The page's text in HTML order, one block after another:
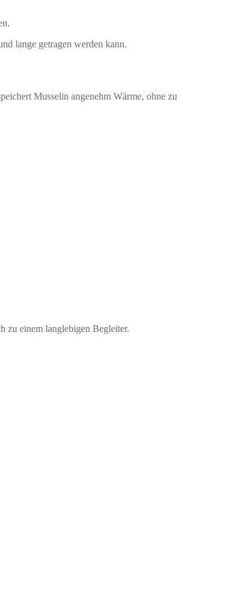
lange getragen werden kann.
Musselin angenehm Wärme, ohne zu
zu einem langlebigen Begleiter.